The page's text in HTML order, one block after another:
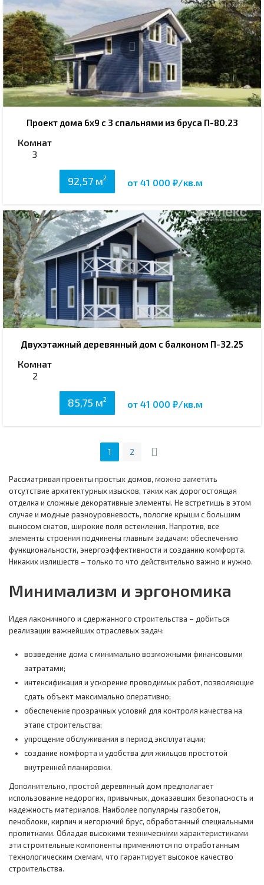
Проект дома 6х9 с 3 спальнями из бруса П-80.23
Комнат
3
92,57 м2 от 41 000 ₽/кв.м
Двухэтажный деревянный дом с балконом П-32.25
Комнат
2
85,75 м2 от 41 000 ₽/кв.м
1 2
Рассматривая проекты простых домов, можно заметить
отсутствие архитектурных изысков, таких как дорогостоящая
отделка и сложные декоративные элементы. Не встретишь в этом
случае и модные разноуровневость, пологие крыши с большим
выносом скатов, широкие поля остекления. Напротив, все
элементы строения подчинены главным задачам: обеспечению
функциональности, энергоэффективности и созданию комфорта.
Никаких излишеств – только то что действительно важно и нужно.
Минимализм и эргономика
Идея лаконичного и сдержанного строительства – добиться
реализации важнейших отраслевых задач:
возведение дома с минимально возможными финансовыми
затратами;
интенсификация и ускорение проводимых работ, позволяющие
сдать объект максимально оперативно;
обеспечение прозрачных условий для контроля качества на
этапе строительства;
упрощение обслуживания в период эксплуатации;
создание комфорта и удобства для жильцов простотой
внутренней планировки.
Дополнительно, простой деревянный дом предполагает
использование недорогих, привычных, доказавших безопасность и
надежность материалов. Наиболее популярны газобетон,
пеноблоки, кирпич и негорючий брус, обработанный специальными
пропитками. Обладая высокими техническими характеристиками
эти строительные компоненты применяются по отработанным
технологическим схемам, что гарантирует высокое качество
строительства.